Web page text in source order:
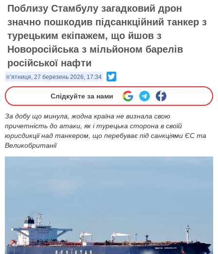
Поблизу Стамбулу загадковий дрон
значно пошкодив підсанкційний танкер з
турецьким екіпажем, що йшов з
Новоросійська з мільйоном барелів
російської нафти
п’ятниця, 27 березень 2026, 17:34
Слідкуйте за нами
За добу що минула, жодна країна не визнала свою
причетність до атаки, як і турецька сторона в своїй
юрисдикції над танкером, що перебуває під санкціями ЄС та
Великобританії